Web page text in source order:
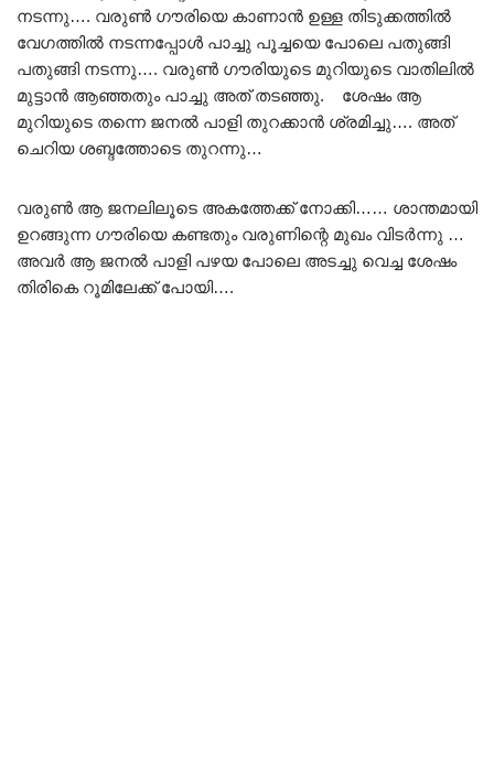
നടന്നു…. വരുൺ ഗൗരിയെ കാണാൻ ഉള്ള തിടുക്കത്തിൽ
വേഗത്തിൽ നടന്നപ്പോൾ പാച്ചു പൂച്ചയെ പോലെ പതുങ്ങി
പതുങ്ങി നടന്നു…. വരുൺ ഗൗരിയുടെ മുറിയുടെ വാതിലിൽ
മുട്ടാൻ ആഞ്ഞതും പാച്ചു അത് തടഞ്ഞു. ശേഷം ആ
മുറിയുടെ തന്നെ ജനൽ പാളി തുറക്കാൻ ശ്രമിച്ചു…. അത്
ചെറിയ ശബ്ദത്തോടെ തുറന്നു…
വരുൺ ആ ജനലിലൂടെ അകത്തേക്ക് നോക്കി…… ശാന്തമായി
ഉറങ്ങുന്ന ഗൗരിയെ കണ്ടതും വരുണിന്റെ മുഖം വിടർന്നു …
അവർ ആ ജനൽ പാളി പഴയ പോലെ അടച്ചു വെച്ച ശേഷം
തിരികെ റൂമിലേക്ക്‌ പോയി….